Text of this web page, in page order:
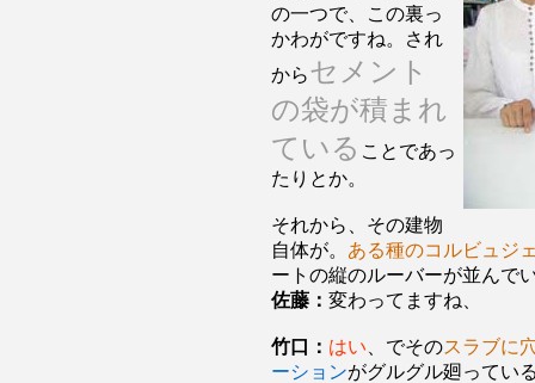
の一つで、この裏っ
かわがですね。され
からセメント
の袋が積まれ
ている ことであっ
たりとか。
それから、その建物
自体が。 ある種のコルビュジ
ートの縦のルーバーが並んで
佐藤： 変わってますね、
竹口： はい 、でそのスラブに
ーションがグルグル廻ってい